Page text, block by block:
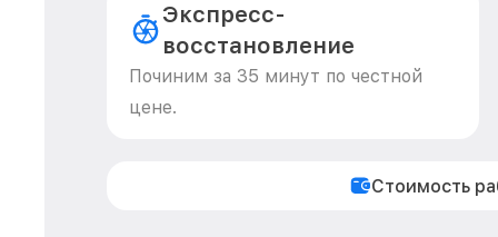
Экспресс-
восстановление
Починим за 35 минут по честной
цене.
Стоимость